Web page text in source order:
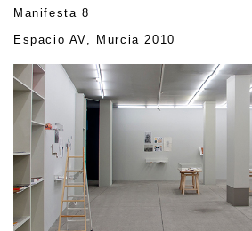
Manifesta 8
Espacio AV, Murcia 2010